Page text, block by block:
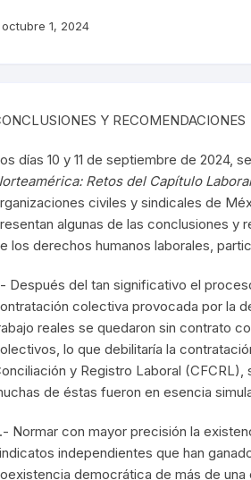
octubre 1, 2024
Y RECOMENDACIONES
días 10 y 11 de septiembre de 2024,
Retos del Capítulo
civiles y sindicales de
algunas de las conclusiones
los derechos humanos laborales,
Después del tan significativo el
colectiva provocada por la
reales se quedaron sin contrato
lo que debilitaría la
y Registro Laboral
de éstas fueron en esencia
Normar con mayor precisión la
independientes que han
democrática de más de una